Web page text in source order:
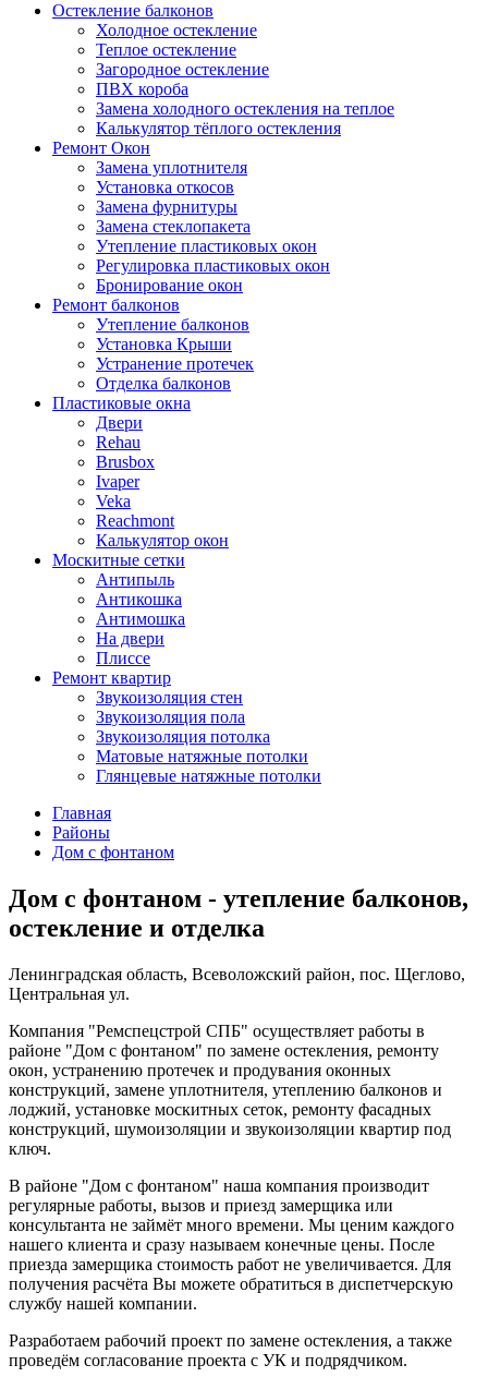
Остекление балконов
Холодное остекление
Теплое остекление
Загородное остекление
ПВХ короба
Замена холодного остекления на теплое
Калькулятор тёплого остекления
Ремонт Окон
Замена уплотнителя
Установка откосов
Замена фурнитуры
Замена стеклопакета
Утепление пластиковых окон
Регулировка пластиковых окон
Бронирование окон
Ремонт балконов
Утепление балконов
Установка Крыши
Устранение протечек
Отделка балконов
Пластиковые окна
Двери
Rehau
Brusbox
Ivaper
Veka
Reachmont
Калькулятор окон
Москитные сетки
Антипыль
Антикошка
Антимошка
На двери
Плиссе
Ремонт квартир
Звукоизоляция стен
Звукоизоляция пола
Звукоизоляция потолка
Матовые натяжные потолки
Глянцевые натяжные потолки
Главная
Районы
Дом с фонтаном
Дом с фонтаном - утепление балконов,
остекление и отделка
Ленинградская область, Всеволожский район, пос. Щеглово,
Центральная ул.
Компания "Ремспецстрой СПБ" осуществляет работы в
районе "Дом с фонтаном" по замене остекления, ремонту
окон, устранению протечек и продувания оконных
конструкций, замене уплотнителя, утеплению балконов и
лоджий, установке москитных сеток, ремонту фасадных
конструкций, шумоизоляции и звукоизоляции квартир под
ключ.
В районе "Дом с фонтаном" наша компания производит
регулярные работы, вызов и приезд замерщика или
консультанта не займёт много времени. Мы ценим каждого
нашего клиента и сразу называем конечные цены. После
приезда замерщика стоимость работ не увеличивается. Для
получения расчёта Вы можете обратиться в диспетчерскую
службу нашей компании.
Разработаем рабочий проект по замене остекления, а также
проведём согласование проекта с УК и подрядчиком.